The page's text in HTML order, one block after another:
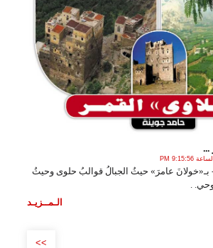
- بـ«خولانَ عامرَ» حيثُ الجبالُ قوالبُ حلوى وحيثُ
.
الـمــزيـد
>>